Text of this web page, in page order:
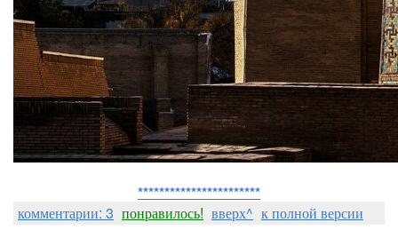
***********************
комментарии: 3 понравилось! вверх^ к полной версии